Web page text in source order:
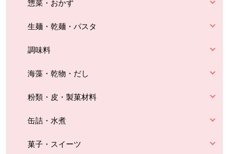
惣菜・おかず
生麺・乾麺・パスタ
調味料
海藻・乾物・だし
粉類・皮・製菓材料
缶詰・水煮
菓子・スイーツ